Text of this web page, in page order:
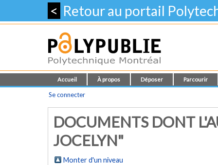
< Retour au portail
Accueil À propos Déposer Parcourir
Se connecter
DOCUMENTS DONT
JOCELYN"
Monter d'un niveau